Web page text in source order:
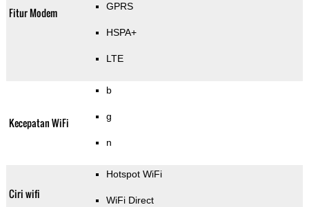
Fitur Modem GPRS
HSPA+
LTE
Kecepatan WiFi
b
g
n
Ciri wifi
Hotspot WiFi
WiFi Direct